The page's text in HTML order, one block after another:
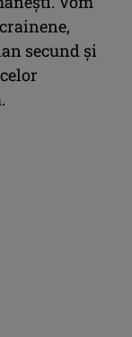
secund și